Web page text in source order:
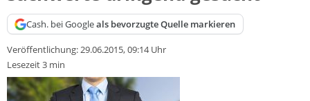
Cash. bei Googleals bevorzugte Quelle markieren
Veröffentlichung:29.06.2015, 09:14 Uhr
Lesezeit 3 min